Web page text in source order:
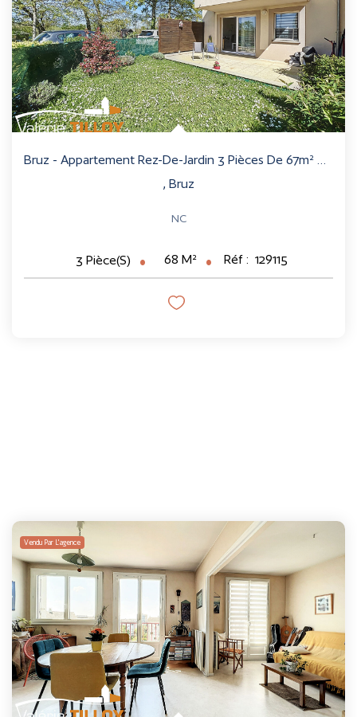
Bruz - Appartement Rez-De-Jardin 3 Pièces De 67m² Bien...
, Bruz
NC
3 Pièce(s) 68 M² Réf : 129115
Vendu Par L'agence